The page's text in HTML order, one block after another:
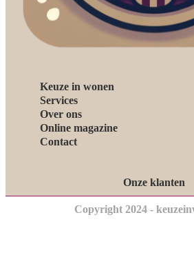
Keuze in wonen
Services
Over ons
Online magazine
Contact
Onze klanten
Copyright 2024 -